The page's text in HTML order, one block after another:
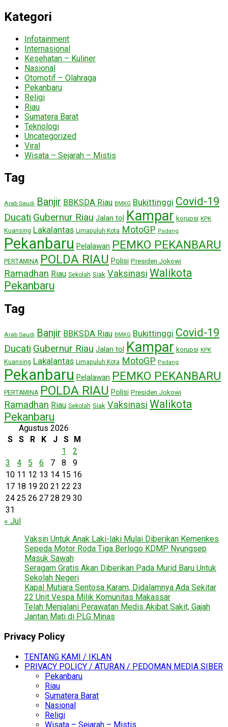
Kategori
Infotainment
Internasional
Kesehatan – Kuliner
Nasional
Otomotif – Olahraga
Pekanbaru
Religi
Riau
Sumatera Barat
Teknologi
Uncategorized
Viral
Wisata – Sejarah – Mistis
Tag
Arab Saudi Banjir BBKSDA Riau BMKG Bukittinggi Covid-19
Ducati Gubernur Riau Jalan tol Kampar korupsi KPK
Kuansing Lakalantas Limapuluh Kota MotoGP Padang
Pekanbaru Pelalawan PEMKO PEKANBARU
PERTAMINA POLDA RIAU Polisi Presiden Jokowi
Ramadhan Riau Sekolah Siak Vaksinasi Walikota
Pekanbaru
Tag
Arab Saudi Banjir BBKSDA Riau BMKG Bukittinggi Covid-19
Ducati Gubernur Riau Jalan tol Kampar korupsi KPK
Kuansing Lakalantas Limapuluh Kota MotoGP Padang
Pekanbaru Pelalawan PEMKO PEKANBARU
PERTAMINA POLDA RIAU Polisi Presiden Jokowi
Ramadhan Riau Sekolah Siak Vaksinasi Walikota
Pekanbaru
Agustus 2026
S
S R K J S
M
1
2
3
4 5 6 7 8
9
10 11 12 13 14 15 16
17 18 19 20 21 22 23
24 25 26 27 28 29 30
31
« Jul
Vaksin Untuk Anak Laki-laki Mulai Diberikan Kemenkes
Sepeda Motor Roda Tiga Berlogo KDMP Nyungsep
Masuk Sawah
Seragam Gratis Akan Diberikan Pada Murid Baru Untuk
Sekolah Negeri
Kapal Mutiara Sentosa Karam, Didalamnya Ada Sekitar
22 Unit Vespa Milik Komunitas Makassar
Telah Menjalani Perawatan Medis Akibat Sakit, Gajah
Jantan Mati di PLG Minas
Privacy Policy
TENTANG KAMI / IKLAN
PRIVACY POLICY / ATURAN / PEDOMAN MEDIA SIBER
Pekanbaru
Riau
Sumatera Barat
Nasional
Religi
Wisata – Sejarah – Mistis